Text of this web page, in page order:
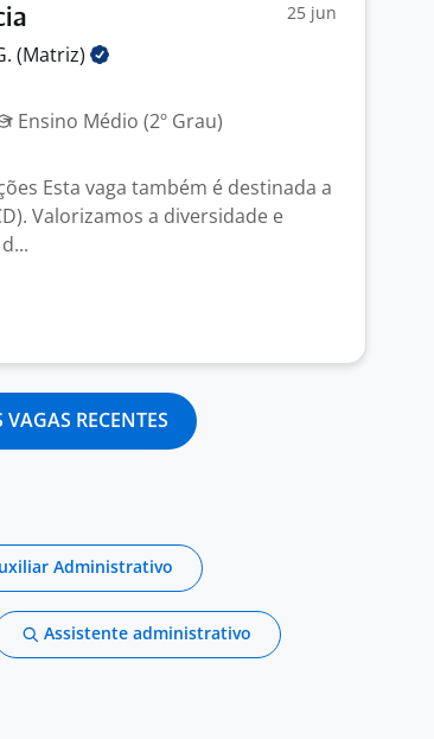
25 jun
(Matriz)
Ensino Médio (2º Grau)
Esta vaga também é destinada a
Valorizamos a diversidade e
RECENTES
Administrativo
Assistente administrativo